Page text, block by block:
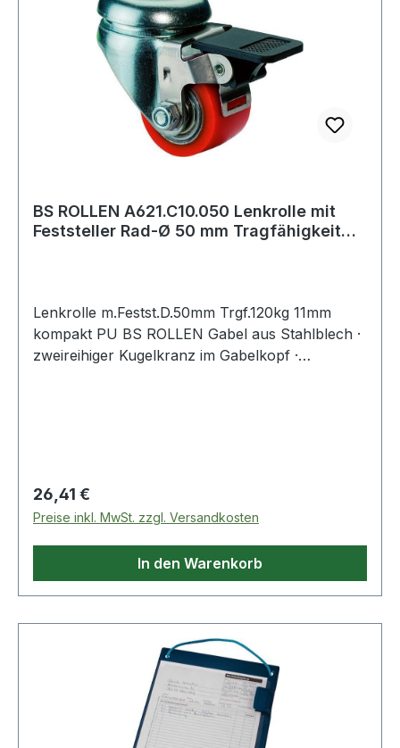
Sprache oder kostenloser App Brennenstuhl
Connect - zu jeder Uhrzeit, an jedem Ort
Brennenstuhl Connect WiFi Steckdose 2.4 GHz
mit 433 MHz Sender und integrierter Zeitschalt-
Funktion für die Verwendung in Innenbereichen
Weitere Produkte im Bereich
BS ROLLEN A621.C10.050 Lenkrolle mit
Feststeller Rad-Ø 50 mm Tragfähigkeit
Lenkrolle m.Festst.D.50mm Trgf.120kg 11mm
kompakt PU BS ROLLEN Gabel aus Stahlblech ·
zweireihiger Kugelkranz im Gabelkopf ·
chromatiert· Rückenloch-Ø: 11mm
Regulärer Preis:
26,41 €
Preise inkl. MwSt. zzgl. Versandkosten
In den Warenkorb